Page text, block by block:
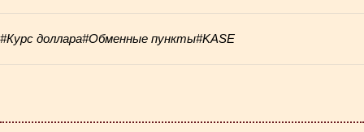
#Курс доллара#Обменные пункты#KASE